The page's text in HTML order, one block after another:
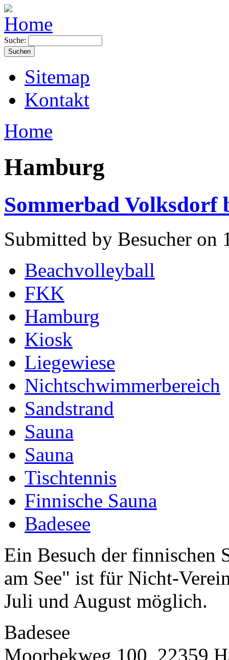
Suche:
Sitemap
Kontakt
Home
Hamburg
Sommerbad Volksdorf
Submitted by Besucher on
Beachvolleyball
FKK
Hamburg
Kiosk
Liegewiese
Nichtschwimmerbereich
Sandstrand
Sauna
Sauna
Tischtennis
Finnische Sauna
Badesee
Ein Besuch der finnischen
am See" ist für Nicht-
Juli und August möglich.
Badesee
Moorbekweg 100, 22359